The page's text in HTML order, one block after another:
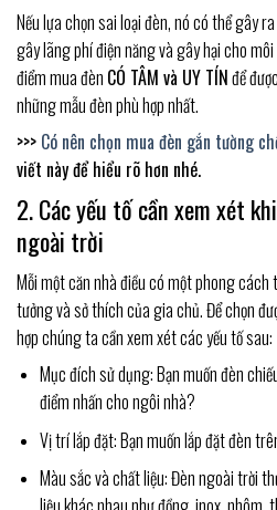
Nếu lựa chọn sai loại đèn, nó có thể gây
gây lãng phí điện năng và gây hại cho
điểm mua đèn CÓ TÂM và UY TÍNđể
những mẫu đèn phù hợp nhất.
>>> Có nên chọn mua đèn gắn tường
viết này để hiểu rõ hơn nhé.
2. Các yếu tố cần xem xét
ngoài trời
Mỗi một căn nhà điều có một phong
tưởng và sở thích của gia chủ. Để chọn
hợp chúng ta cần xem xét các yếu tố sau:
Mục đích sử dụng: Bạn muốn đèn
điểm nhấn cho ngôi nhà?
Vị trí lắp đặt: Bạn muốn lắp đặt đèn
Màu sắc và chất liệu: Đèn ngoài trời